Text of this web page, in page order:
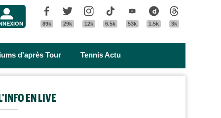
Facebook
89k
Twitter
29k
Instagram
12k
Tik Tok
6.5k
Youtube
53k
Dailymotion
1.5k 3k
d'après Tour Tennis Actu
EN LIVE